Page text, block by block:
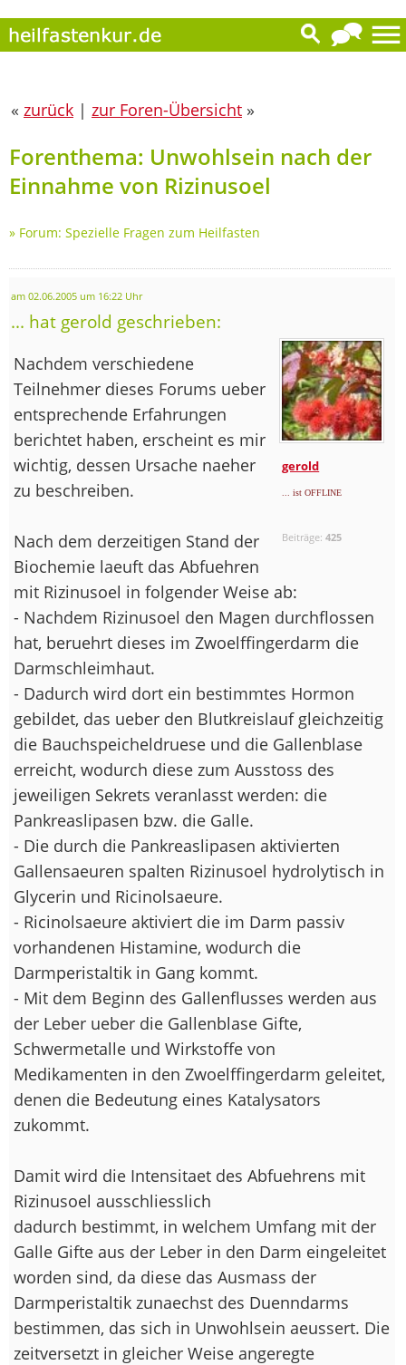
« zurück | zur Foren-Übersicht »
Forenthema: Unwohlsein nach der
Einnahme von Rizinusoel
» Forum: Spezielle Fragen zum Heilfasten
am 02.06.2005 um 16:22 Uhr
... hat gerold geschrieben:
gerold
... ist OFFLINE
Beiträge:425
Nachdem verschiedene
Teilnehmer dieses Forums ueber
entsprechende Erfahrungen
berichtet haben, erscheint es mir
wichtig, dessen Ursache naeher
zu beschreiben.
Nach dem derzeitigen Stand der
Biochemie laeuft das Abfuehren
mit Rizinusoel in folgender Weise ab:
- Nachdem Rizinusoel den Magen durchflossen
hat, beruehrt dieses im Zwoelffingerdarm die
Darmschleimhaut.
- Dadurch wird dort ein bestimmtes Hormon
gebildet, das ueber den Blutkreislauf gleichzeitig
die Bauchspeicheldruese und die Gallenblase
erreicht, wodurch diese zum Ausstoss des
jeweiligen Sekrets veranlasst werden: die
Pankreaslipasen bzw. die Galle.
- Die durch die Pankreaslipasen aktivierten
Gallensaeuren spalten Rizinusoel hydrolytisch in
Glycerin und Ricinolsaeure.
- Ricinolsaeure aktiviert die im Darm passiv
vorhandenen Histamine, wodurch die
Darmperistaltik in Gang kommt.
- Mit dem Beginn des Gallenflusses werden aus
der Leber ueber die Gallenblase Gifte,
Schwermetalle und Wirkstoffe von
Medikamenten in den Zwoelffingerdarm geleitet,
denen die Bedeutung eines Katalysators
zukommt.
Damit wird die Intensitaet des Abfuehrens mit
Rizinusoel ausschliesslich
dadurch bestimmt, in welchem Umfang mit der
Galle Gifte aus der Leber in den Darm eingeleitet
worden sind, da diese das Ausmass der
Darmperistaltik zunaechst des Duenndarms
bestimmen, das sich in Unwohlsein aeussert. Die
zeitversetzt in gleicher Weise angeregte